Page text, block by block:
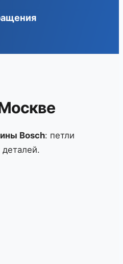
Bosch: петли